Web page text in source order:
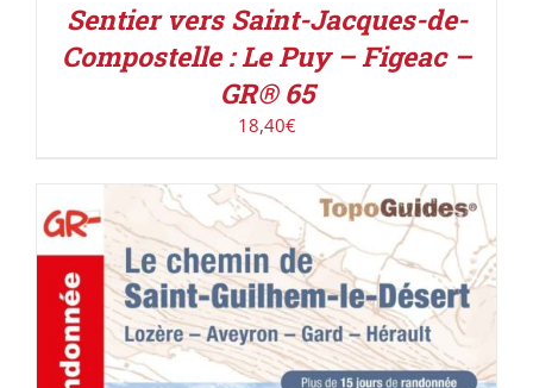
Sentier vers Saint-Jacques-de-
Compostelle : Le Puy – Figeac –
GR® 65
18,40€